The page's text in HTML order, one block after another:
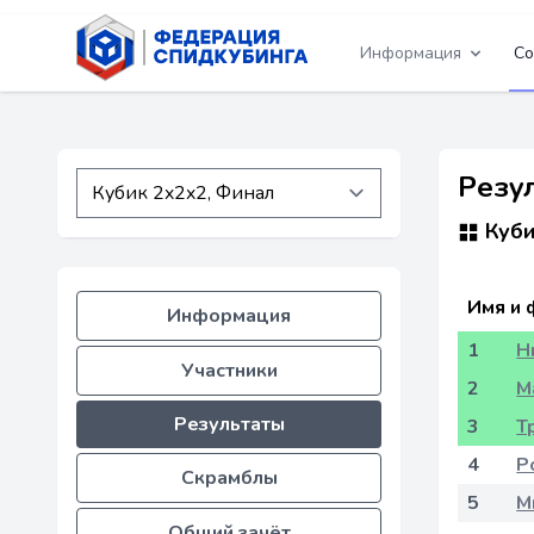
Информация
Информация
Участники
Результаты
Скрамблы
Имя и
1
2
3
4
5